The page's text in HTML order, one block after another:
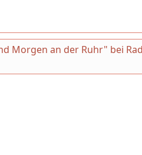
Morgen an der Ruhr" bei